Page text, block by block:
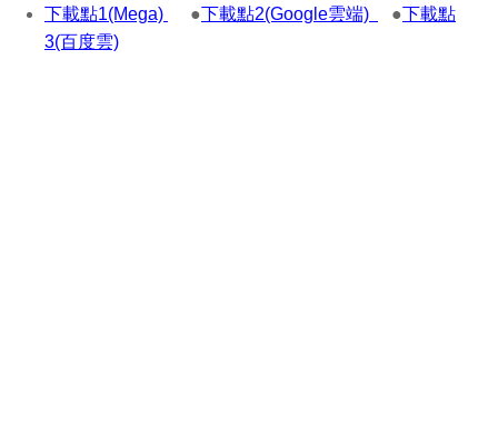
下載點1(Mega) ●下載點2(Google雲端) ●下載點
3(百度雲)